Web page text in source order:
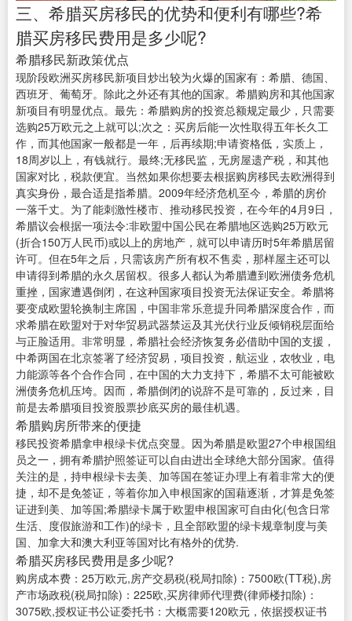
三、希腊买房移民的优势和便利有哪些?希
腊买房移民费用是多少呢?
希腊移民新政策优点
现阶段欧洲买房移民新项目炒出较为火爆的国家有：希腊、德国、
西班牙、葡萄牙。除此之外还有其他的国家。希腊购房和其他国家
新项目有明显优点。最先：希腊购房的投资总额规定最少，只需要
选购25万欧元之上就可以;次之：买房后能一次性取得五年长久工
作，而其他国家一般都是一年，后再续期;申请资格低，实质上，
18周岁以上，有钱就行。最终;无移民监，无房屋遗产税，和其他
国家对比，税款便宜。当然如果你想要去根据购房移民去欧洲得到
真实身份，最合适是指希腊。2009年经济危机至今，希腊的房价
一落千丈。为了能刺激性楼市、推动移民投资，在今年的4月9日，
希腊议会根据一项法令:非欧盟中国公民在希腊地区选购25万欧元
(折合150万人民币)或以上的房地产，就可以申请历时5年希腊居留
许可。但在5年之后，只需该房产所有权不售卖，那样屋主还可以
申请得到希腊的永久居留权。很多人都认为希腊遭到欧洲债务危机
重挫，国家遭遇倒闭，在这种国家项目投资无法保证安全。希腊将
要变成欧盟轮换制主席国，中国非常乐意提升同希腊深度合作，而
求希腊在欧盟对于对华贸易武器禁运及其光伏行业反倾销税层面给
与正脸适用。非常明显，希腊社会经济恢复务必借助中国的支援，
中希两国在北京签署了经济贸易，项目投资，航运业，农牧业，电
力能源等各个合作合同，在中国的大力支持下，希腊不太可能被欧
洲债务危机压垮。因而，希腊倒闭的说辞不是可靠的，反过来，目
前是去希腊项目投资股票抄底买房的最佳机遇。
希腊购房所带来的便捷
移民投资希腊拿申根绿卡优点突显。因为希腊是欧盟27个申根国组
员之一，拥有希腊护照签证可以自由进出全球绝大部分国家。值得
关注的是，持申根绿卡去美、加等国在签证办理上有着非常大的便
捷，却不是免签证，等着你加入申根国家的国藉逐渐，才算是免签
证进到美、加等国;希腊绿卡属于欧盟申根国家可自由化(包含日常
生活、度假旅游和工作)的绿卡，且全部欧盟的绿卡规章制度与美
国、加拿大和澳大利亚等国对比有格外的优势.
希腊买房移民费用是多少呢?
购房成本费：25万欧元,房产交易税(税局扣除)：7500欧(TT税),房
产市场政税(税局扣除)：225欧,买房律师代理费(律师楼扣除)：
3075欧,授权证书公证委托书：大概需要120欧元，依据授权证书